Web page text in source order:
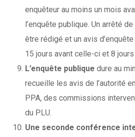
enquêteur au moins un mois
l’enquête publique. Un arrêté
être rédigé et un avis
15 jours avant celle-ci et 8
L’enquête publique dure au
recueille les avis de l’autorité
PPA, des commissions
du PLU.
Une seconde conférence